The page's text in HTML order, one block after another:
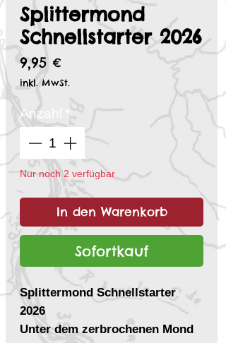
Splittermond
Schnellstarter 2026
9,95 €
inkl. MwSt.
Anzahl *
Nur noch 2 verfügbar
In den Warenkorb
Sofortkauf
Splittermond Schnellstarter
2026
Unter dem zerbrochenen Mond